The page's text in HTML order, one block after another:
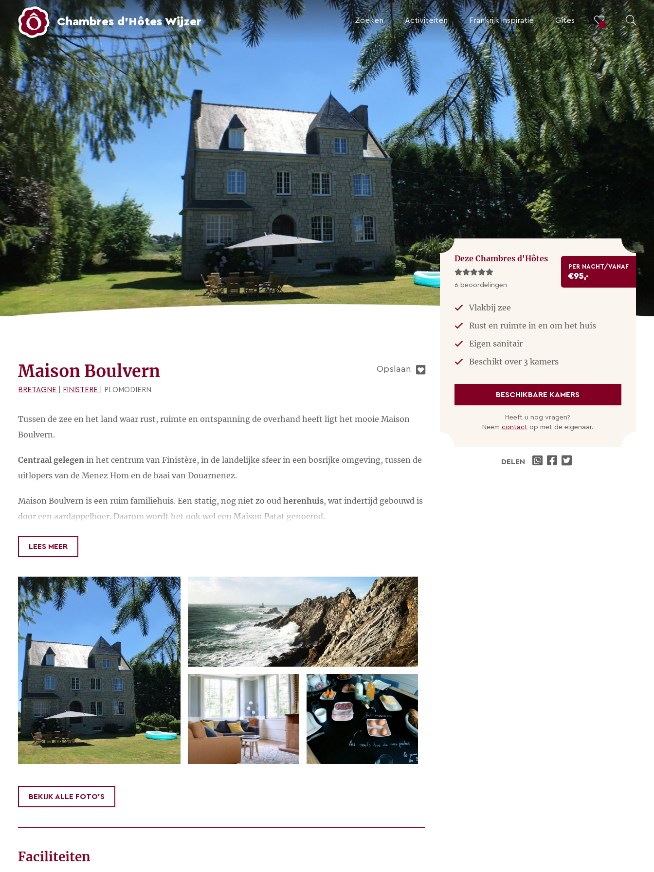
Chambres d’Hôtes Wijzer Zoeken Activiteiten Frankrijk inspiratie Gîtes
Maison Boulvern
BRETAGNE FINISTERE | PLOMODIERN
Opslaan
Tussen de zee en het land waar rust, ruimte en ontspanning de overhand heeft ligt het mooie Maison
Boulvern.
Centraal gelegen in het centrum van Finistère, in de landelijke sfeer in een bosrijke omgeving, tussen de
uitlopers van de Menez Hom en de baai van Douarnenez.
Maison Boulvern is een ruim familiehuis. Een statig, nog niet zo oud herenhuis, wat indertijd gebouwd is
door een aardappelboer. Daarom wordt het ook wel een Maison Patat genoemd.
Of u nu verblijft bij ons voor een weekend of een week en in alle seizoenen, vanuit Maison Boulvern kunt
u genoeg ondernemen om u uw verblijf onvergetelijk te maken.
Ons ontbijtbestaat uit lokale en/of biologische producten waar mogelijk. De eitjes komen elke dag vers
van onze eigen kippen. Het brood halen wij bij de beste bakker uit de regio, Serge, die gesitueerd is in
Ploeven. De jam is huisgemaakt en de yoghurt komt van de boerderij de Kerheu die zowel gewone als
biologische producten produceert.
LEES MEER
BEKIJK ALLE FOTO'S
Faciliteiten
Deze Chambres d'Hôtes
6 beoordelingen
PER NACHT/VANAF
€95,-
Vlakbij zee
Rust en ruimte in en om het huis
Eigen sanitair
Beschikt over 3 kamers
BESCHIKBARE KAMERS
Heeft u nog vragen?
Neem contactop met de eigenaar.
DELEN